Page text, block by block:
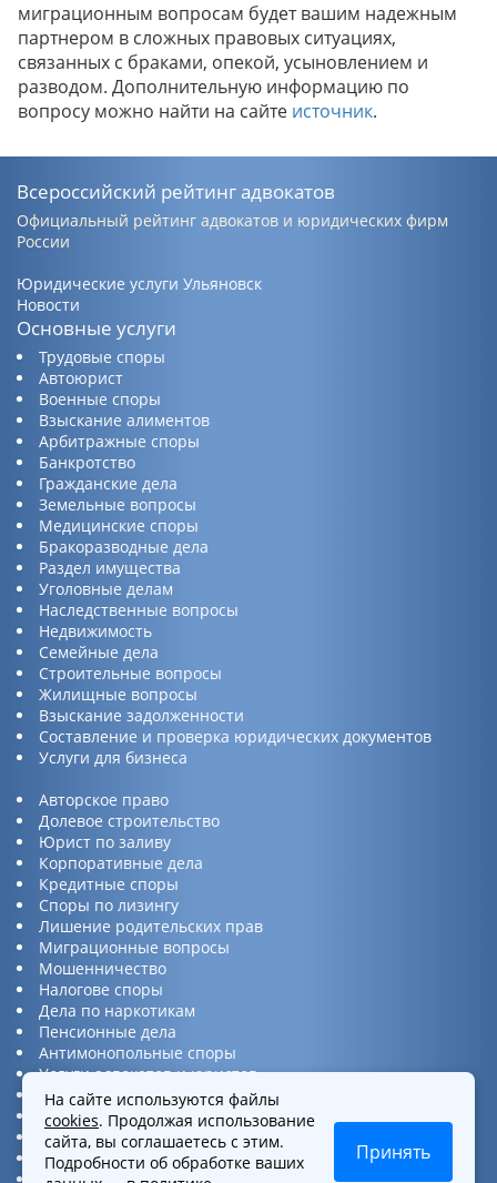
миграционным вопросам будет вашим надежным
партнером в сложных правовых ситуациях,
связанных с браками, опекой, усыновлением и
разводом. Дополнительную информацию по
вопросу можно найти на сайте источник.
Всероссийский рейтинг адвокатов
Официальный рейтинг адвокатов и юридических фирм
России
Юридические услуги Ульяновск
Новости
Основные услуги
Трудовые споры
Автоюрист
Военные споры
Взыскание алиментов
Арбитражные споры
Банкротство
Гражданские дела
Земельные вопросы
Медицинские споры
Бракоразводные дела
Раздел имущества
Уголовные делам
Наследственные вопросы
Недвижимость
Семейные дела
Строительные вопросы
Жилищные вопросы
Взыскание задолженности
Составление и проверка юридических документов
Услуги для бизнеса
Авторское право
Долевое строительство
Юрист по заливу
Корпоративные дела
Кредитные споры
Споры по лизингу
Лишение родительских прав
Миграционные вопросы
Мошенничество
Налогове споры
Дела по наркотикам
Пенсионные дела
Антимонопольные споры
Услуги адвокатов и юристов
Юридическая консультация
Споры по ДТП
Защита прав потребителей
Услуги по бизнес вопросам
На сайте используются файлы
cookies. Продолжая использование
сайта, вы соглашаетесь с этим.
Подробности об обработке ваших
Принять